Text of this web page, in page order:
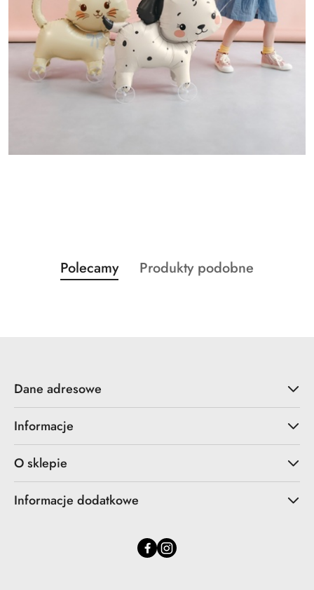
Pomiń karuzelę produktów
Produkty
o
Polecamy
Produkty
Produkty podobne
Dane adresowe
Informacje
O sklepie
Informacje dodatkowe